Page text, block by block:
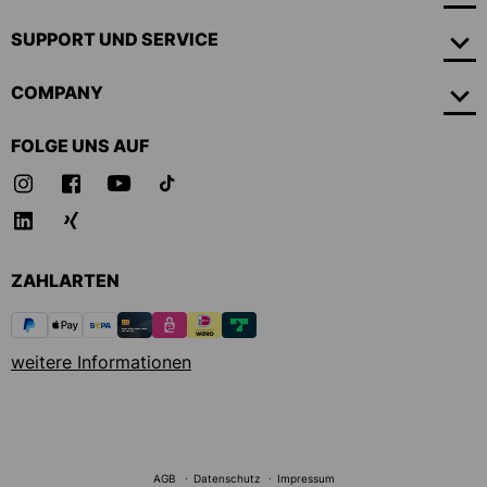
SUPPORT UND SERVICE
COMPANY
FOLGE UNS AUF
ZAHLARTEN
weitere Informationen
AGB Datenschutz Impressum